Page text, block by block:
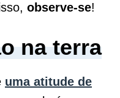
observe-se!
na terra
uma atitude de